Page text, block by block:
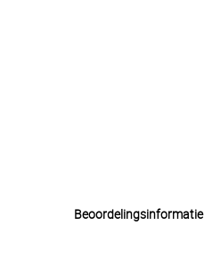
Beoordelingsinformatie